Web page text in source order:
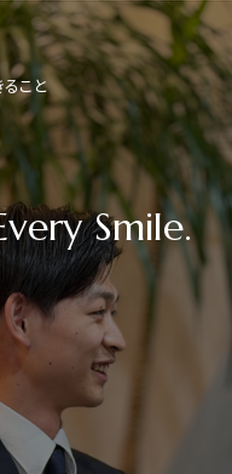
ること
Smile.